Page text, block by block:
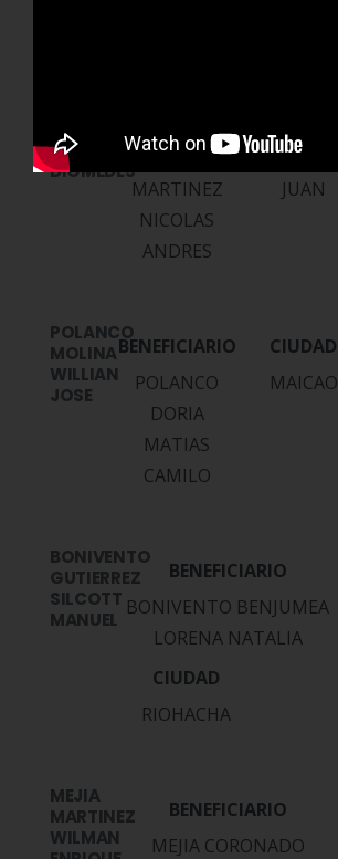
VILLAZON
NICOLAS
DIOMEDES
BANQUET
MARTINEZ
NICOLAS
ANDRES
SAN
JUAN
POLANCO
MOLINA
WILLIAN
JOSE
POLANCO
DORIA
MATIAS
CAMILO
MAICAO
BONIVENTO
GUTIERREZ
SILCOTT
MANUEL
BONIVENTO BENJUMEA
LORENA NATALIA
RIOHACHA
MEJIA
MARTINEZ
WILMAN
MEJIA CORONADO